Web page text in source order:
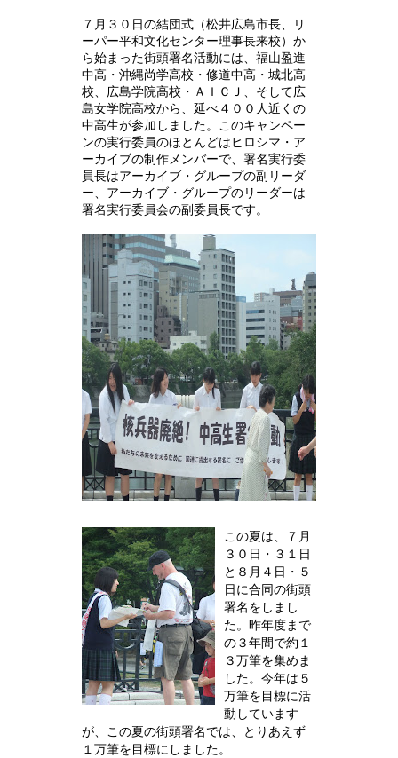
７月３０日の結団式（松井広島市長、リ
ーパー平和文化センター理事長来校）か
ら始まった街頭署名活動には、福山盈進
中高・沖縄尚学高校・修道中高・城北高
校、広島学院高校・ＡＩＣＪ、そして広
島女学院高校から、延べ４００人近くの
中高生が参加しました。このキャンペー
ンの実行委員のほとんどはヒロシマ・ア
ーカイブの制作メンバーで、署名実行委
員長はアーカイブ・グループの副リーダ
ー、アーカイブ・グループのリーダーは
署名実行委員会の副委員長です。
この夏は、７月
３０日・３１日
と８月４日・５
日に合同の街頭
署名をしまし
た。昨年度まで
の３年間で約１
３万筆を集めま
した。今年は５
万筆を目標に活
動しています
が、この夏の街頭署名では、とりあえず
１万筆を目標にしました。